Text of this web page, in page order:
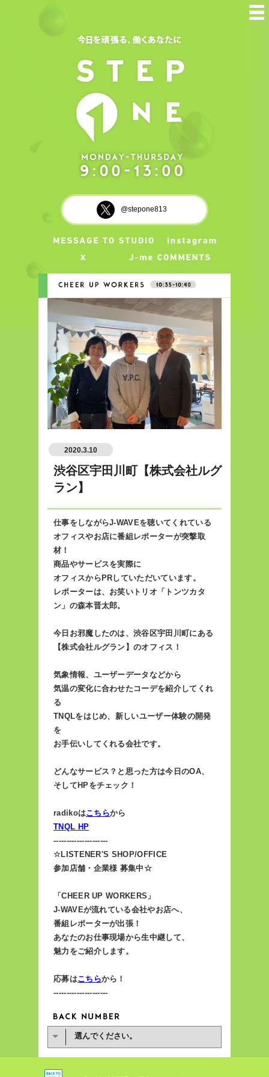
@stepone813
2020.3.10
渋谷区宇田川町【株式会社ルグ
ラン】
仕事をしながらJ-WAVEを聴いてくれている
オフィスやお店に番組レポーターが突撃取
材！
商品やサービスを実際に
オフィスからPRしていただいています。
レポーターは、お笑いトリオ「トンツカタ
ン」の森本晋太郎。
今日お邪魔したのは、渋谷区宇田川町にある
【株式会社ルグラン】のオフィス！
気象情報、ユーザーデータなどから
気温の変化に合わせたコーデを紹介してくれ
る
TNQLをはじめ、新しいユーザー体験の開発
を
お手伝いしてくれる会社です。
どんなサービス？と思った方は今日のOA、
そしてHPをチェック！
radikoはこちらから
TNQL HP
---------------------
☆LISTENER'S SHOP/OFFICE
参加店舗・企業様 募集中☆
「CHEER UP WORKERS」
J-WAVEが流れている会社やお店へ、
番組レポーターが出張！
あなたのお仕事現場から生中継して、
魅力をご紹介します。
応募はこちらから！
---------------------
選んでください。